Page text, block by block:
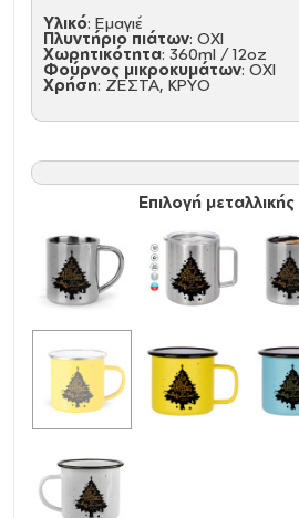
Υλικό: Εμαγιέ
Πλυντήριο πιάτων: ΟΧΙ
Χωρητικότητα: 360ml / 12oz
Φούρνος μικροκυμάτων: ΟΧΙ
Χρήση: ΖΕΣΤΑ, ΚΡΥΟ
Επιλογή